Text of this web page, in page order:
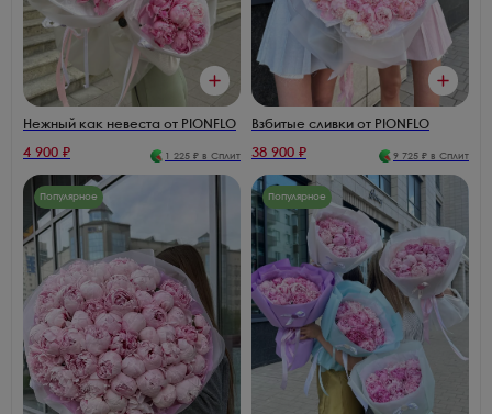
Нежный как невеста от PIONFLO
4 900 ₽ 1 225 ₽ в Сплит
Взбитые сливки от PIONFLO
38 900 ₽ 9 725 ₽ в Сплит
Популярное Популярное